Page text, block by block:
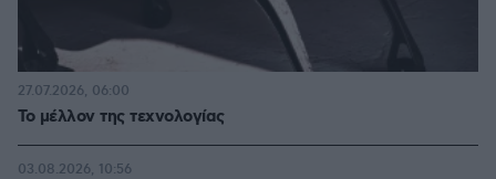
Το μέλλον της τεχνολογίας
27.07.2026, 06:00
03.08.2026, 10:56